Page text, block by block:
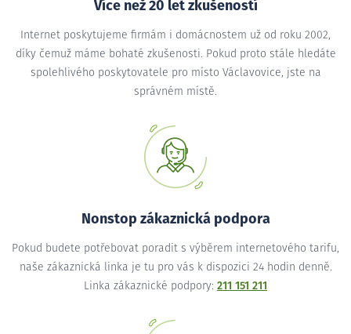
Více než 20 let zkušeností
Internet poskytujeme firmám i domácnostem už od roku 2002,
díky čemuž máme bohaté zkušenosti. Pokud proto stále hledáte
spolehlivého poskytovatele pro místo Václavovice, jste na
správném místě.
Nonstop zákaznická podpora
Pokud budete potřebovat poradit s výběrem internetového tarifu,
naše zákaznická linka je tu pro vás k dispozici 24 hodin denně.
Linka zákaznické podpory: 211 151 211